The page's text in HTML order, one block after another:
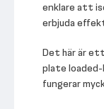
enklare att
erbjuda
Det här är
plate
fungerar